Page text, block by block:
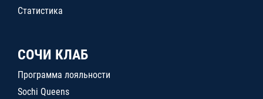
Статистика
СОЧИ КЛАБ
Программа лояльности
Sochi Queens